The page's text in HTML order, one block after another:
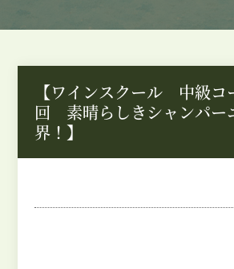
【ワインスクール 中級
回 素晴らしきシャンパー
界！】